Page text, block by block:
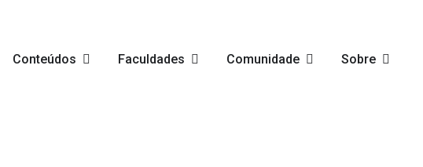
Conteúdos Faculdades Comunidade Sobre